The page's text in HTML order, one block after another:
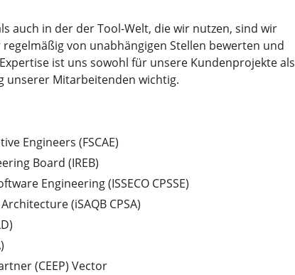
auch in der der Tool-Welt, die wir nutzen, sind wir
von unabhängigen Stellen bewerten und
ist uns sowohl für unsere Kundenprojekte als
unserer Mitarbeitenden wichtig.
Engineers (FSCAE)
Board (IREB)
Engineering (ISSECO CPSSE)
(iSAQB CPSA)
(CEEP) Vector